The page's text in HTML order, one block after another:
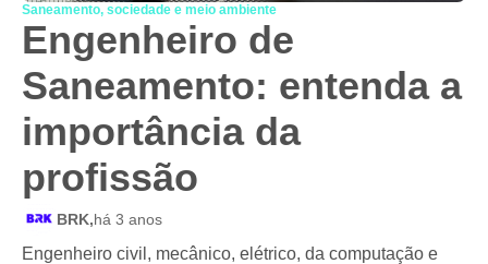
Saneamento, sociedade e meio ambiente
Engenheiro de
Saneamento: entenda a
importância da
profissão
BRK,há 3 anos
Engenheiro civil, mecânico, elétrico, da computação e